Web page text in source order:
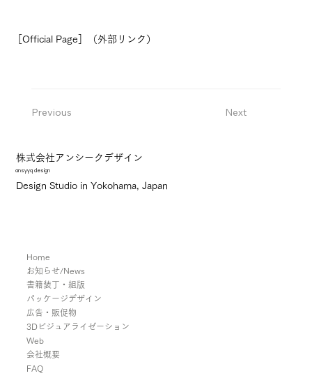
［Official Page］（外部リンク）
Previous Next
株式会社アンシークデザイン
ansyyq design
Design Studio in Yokohama, Japan
Home
お知らせ/News
書籍装丁・組版
パッケージデザイン
広告・販促物
3Dビジュアライゼーション
Web
会社概要
FAQ